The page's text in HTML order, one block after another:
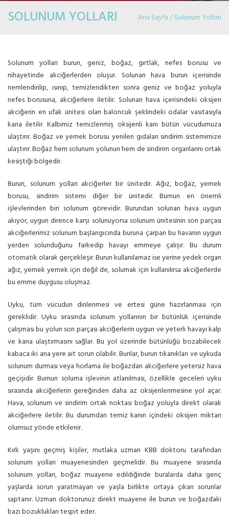
SOLUNUM YOLLARI Ana Sayfa / Solunum Yolları
Solunum yolları burun, geniz, boğaz, gırtlak, nefes borusu ve
nihayetinde akciğerlerden oluşur. Solunan hava burun içerisinde
nemlendirilip, ısınıp, temizlendikten sonra geniz ve boğaz yoluyla
nefes borusuna, akciğerlere iletilir. Solunan hava içerisindeki oksijen
akciğerin en ufak ünitesi olan baloncuk şeklindeki odalar vasıtasıyla
kana iletilir. Kalbimiz temizlenmiş oksijenli kanı bütün vücudumuza
ulaştırır. Boğaz ve yemek borusu yenilen gıdaları sindirim sistemimize
ulaştırır. Boğaz hem solunum yolunun hem de sindirim organlarını ortak
kesiştiği bölgedir.
Burun, solunum yolları akciğerler bir ünitedir. Ağız, boğaz, yemek
borusu, sindirim sistemi diğer bir ünitedir. Burnun en önemli
işlevlerinden biri solunum görevidir. Burundan solunan hava uygun
akıyor, uygun dirence karşı solunuyorsa solunum ünitesinin son parçası
akciğerlerimiz solunum başlangıcında buruna çarpan bu havanın uygun
yerden solunduğunu farkedip havayı emmeye çalışır. Bu durum
otomatik olarak gerçekleşir. Burun kullanılamaz ise yerine yedek organ
ağız, yemek yemek için değil de, solumak için kullanılırsa akciğerlerde
bu emme duygusu oluşmaz.
Uyku, tüm vücudun dinlenmesi ve ertesi güne hazırlanması için
gereklidir. Uyku sırasında solunum yollarının bir bütünlük içerisinde
çalışması bu yolun son parçası akciğerlerin uygun ve yeterli havayı kalp
ve kana ulaştırmasını sağlar. Bu yol üzerinde bütünlüğü bozabilecek
kabaca iki ana yere ait sorun olabilir. Bunlar, burun tıkanıkları ve uykuda
solunum durması veya horlama ile boğazdan akciğerlere yetersiz hava
geçişidir. Burnun soluma işlevinin atlanılması, özellikle geceleri uyku
sırasında akciğerlerin gereğinden daha az oksijenlenmesine yol açar.
Hava, solunum ve sindirim ortak noktası boğaz yoluyla direkt olarak
akciğerlere iletilir. Bu durumdan temiz kanın içindeki oksijen miktarı
olumsuz yönde etkilenir.
Kırk yaşını geçmiş kişiler, mutlaka uzman KBB doktoru tarafından
solunum yolları muayenesinden geçmelidir. Bu muayene sırasında
solunum yolları, boğaz muayene edildiğinde buralarda daha genç
yaşlarda sorun yaratmayan ve yaşla birlikte ortaya çıkan sorunlar
saptanır. Uzman doktorunuz direkt muayene ile burun ve boğazdaki
bazı bozuklukları tespit eder.